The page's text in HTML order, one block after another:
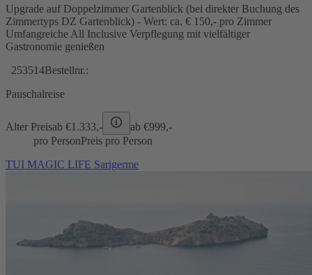
Upgrade auf Doppelzimmer Gartenblick (bei direkter Buchung des
Zimmertyps DZ Gartenblick) - Wert: ca. € 150,- pro Zimmer
Umfangreiche All Inclusive Verpflegung mit vielfältiger
Gastronomie genießen
253514Bestellnr.:
Pauschalreise
Alter Preisab €1.333,- ab €999,-
pro PersonPreis pro Person
TUI MAGIC LIFE Sarigerme